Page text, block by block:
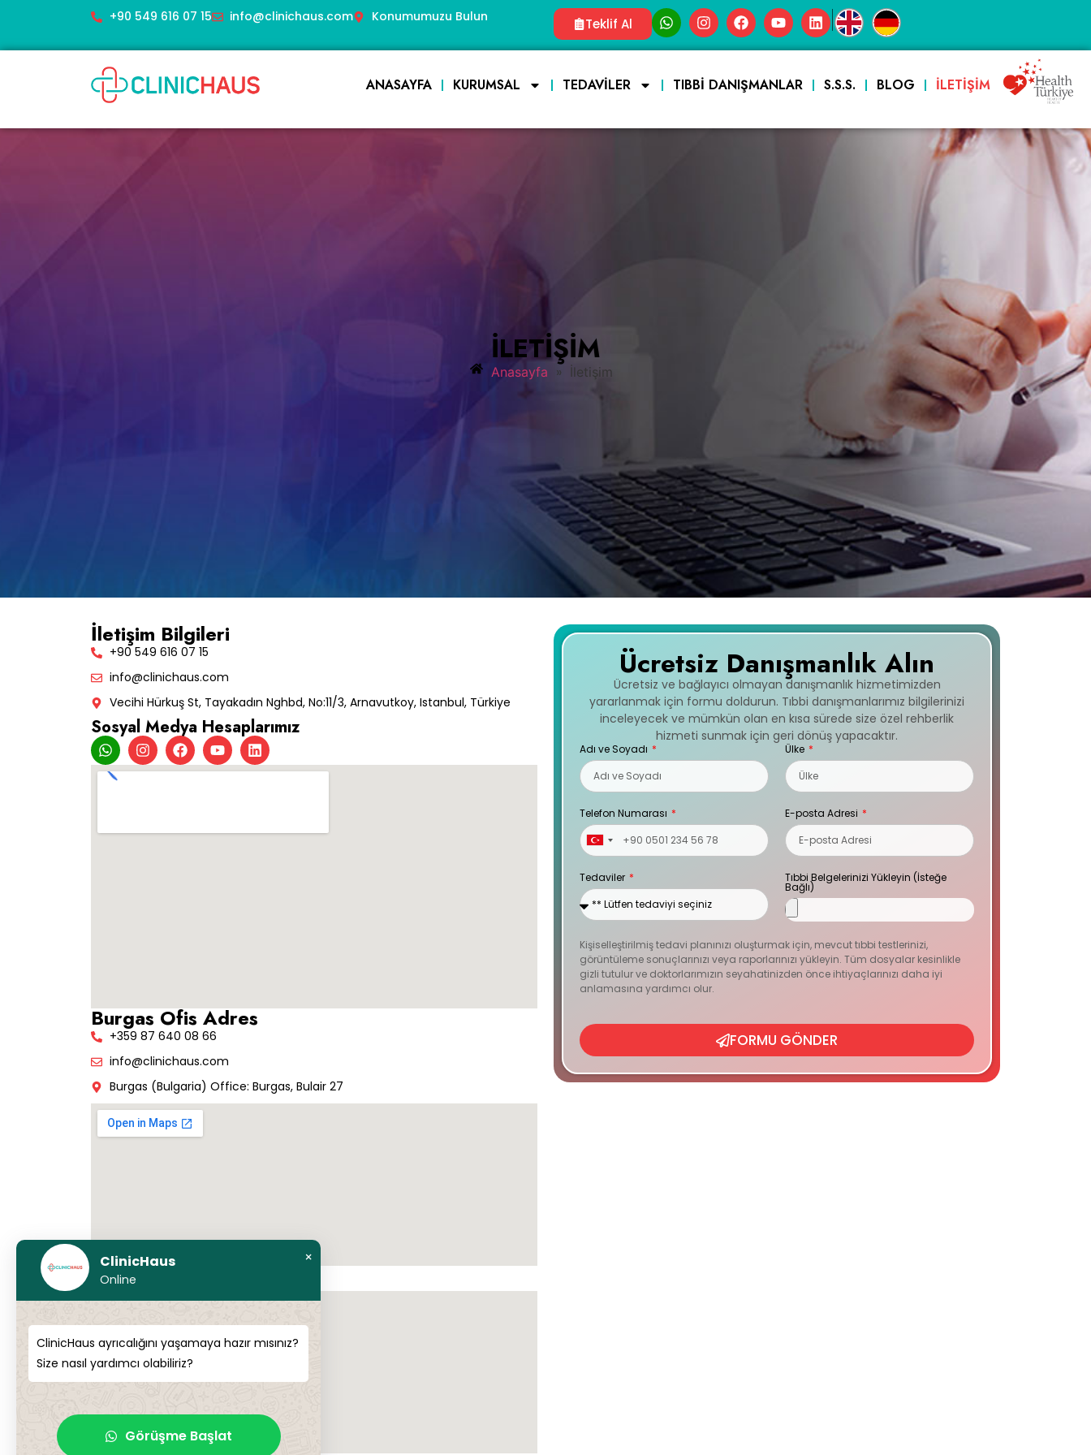
+90 549 616 07 15 info@clinichaus.com Konumumuzu Bulun Teklif Al |
ANASAYFA KURUMSAL TEDAVILER TIBBI DANIŞMANLAR S.S.S. BLOG İLETIŞIM
İLETIŞIM
Anasayfa » İletişim
İletişim Bilgileri
+90 549 616 07 15
info@clinichaus.com
Vecihi Hürkuş St, Tayakadın Nghbd, No:11/3, Arnavutkoy, Istanbul, Türkiye
Sosyal Medya Hesaplarımız
Burgas Ofis Adres
+359 87 640 08 66
info@clinichaus.com
Burgas (Bulgaria) Office: Burgas, Bulair 27
7 Memed Abashidze Ave
Ücretsiz Danışmanlık Alın
Ücretsiz ve bağlayıcı olmayan danışmanlık hizmetimizden
yararlanmak için formu doldurun. Tıbbi danışmanlarımız bilgilerinizi
inceleyecek ve mümkün olan en kısa sürede size özel rehberlik
hizmeti sunmak için geri dönüş yapacaktır.
Adı ve Soyadı Ülke
Telefon Numarası
Turkey
E-posta Adresi
Tedaviler Tıbbi Belgelerinizi Yükleyin (İsteğe
Bağlı)
Kişiselleştirilmiş tedavi planınızı oluşturmak için, mevcut tıbbi testlerinizi,
görüntüleme sonuçlarınızı veya raporlarınızı yükleyin. Tüm dosyalar kesinlikle
gizli tutulur ve doktorlarımızın seyahatinizden önce ihtiyaçlarınızı daha iyi
anlamasına yardımcı olur.
FORMU GÖNDER
ClinicHaus
Online
×
ClinicHaus ayrıcalığını yaşamaya hazır mısınız?
Size nasıl yardımcı olabiliriz?
Görüşme Başlat